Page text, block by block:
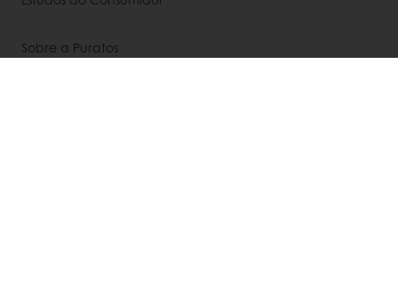
Sobre a Puratos